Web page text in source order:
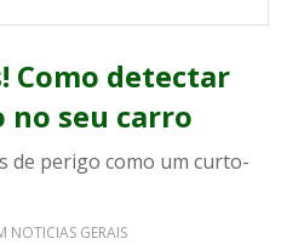
Como detectar
seu carro
de perigo como um curto-
GERAIS